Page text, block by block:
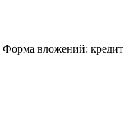
Форма вложений: кредит